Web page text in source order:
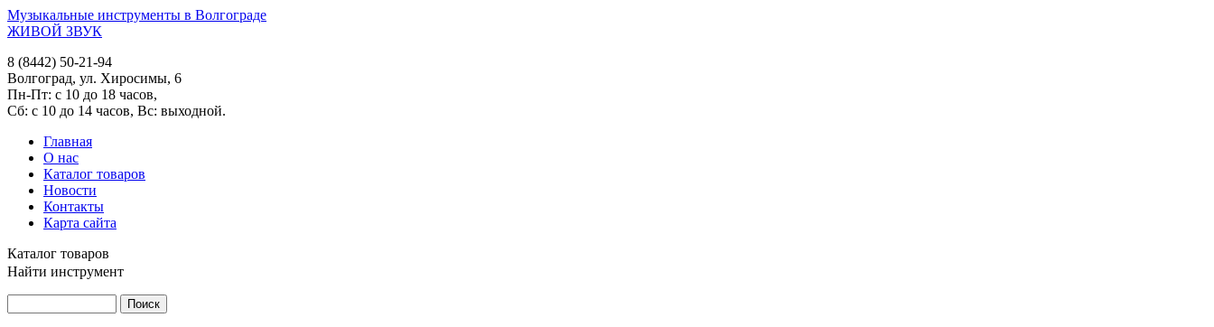
Музыкальные инструменты в Волгограде
ЖИВОЙ ЗВУК
8 (8442) 50-21-94
Волгоград, ул. Хиросимы, 6
Пн-Пт: с 10 до 18 часов,
Сб: с 10 до 14 часов, Вс: выходной.
Главная
О нас
Каталог товаров
Новости
Контакты
Карта сайта
Каталог товаров
Найти инструмент